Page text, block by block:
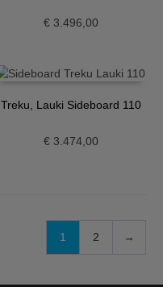
€ 3.496,00
Treku, Lauki Sideboard 110
€ 3.474,00
1 2 →